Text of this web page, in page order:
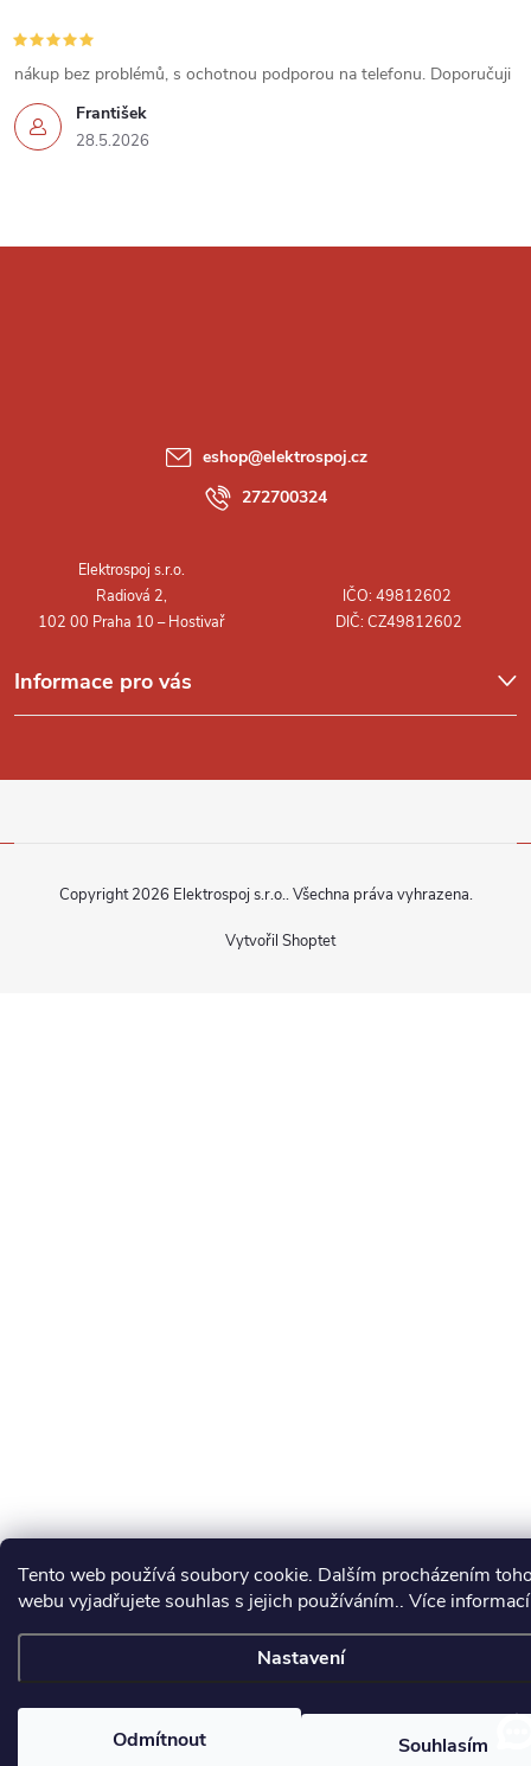
Tento web používá soubory cookie. Dalším procházením
webu vyjadřujete souhlas s jejich používáním.. Více
Nastavení
Odmítnout Souhlasím
s
u
František
28.5.2026
nákup bez problémů, s ochotnou podporou na telefonu. Doporučuji
Informace pro vás
eshop@elektrospoj.cz
272700324
Vytvořil Shoptet
Copyright 2026 Elektrospoj s.r.o.. Všechna práva vyhrazena.